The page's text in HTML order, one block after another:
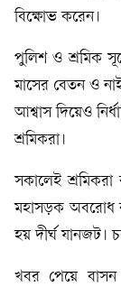
বিক্ষোভ করেন।
পুলিশ ও শ্রমিক
মাসের বেতন ও
আশ্বাস দিয়েও
শ্রমিকরা।
সকালেই শ্রমিকরা
মহাসড়ক অবরোধ
হয় দীর্ঘ যানজট।
খবর পেয়ে বাসন